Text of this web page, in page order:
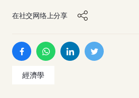
在社交网络上分享
經濟學